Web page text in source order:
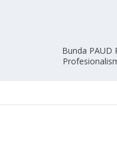
Bunda PAUD